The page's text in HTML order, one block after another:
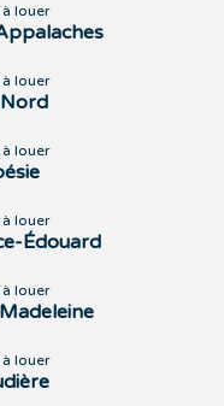
à louer
à louer
à louer
à louer
Édouard
à louer
à louer